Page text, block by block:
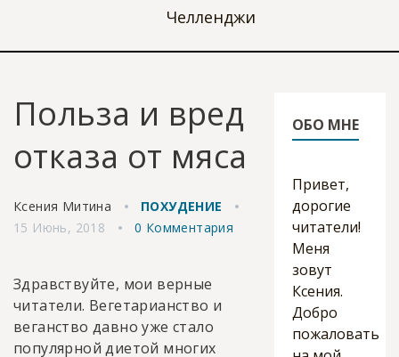
Челленджи
Польза и вред
отказа от мяса
Ксения Митина
ПОХУДЕНИЕ
15 Июнь, 2018
0 Комментария
Здравствуйте, мои верные
читатели. Вегетарианство и
веганство давно уже стало
популярной диетой многих
ОБО МНЕ
Привет,
дорогие
читатели!
Меня
зовут
Ксения.
Добро
пожаловать